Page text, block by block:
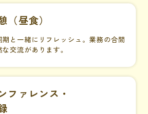
（昼食）
期と一緒にリフレッシュ。業務の合間
交流があります。
ファレンス・